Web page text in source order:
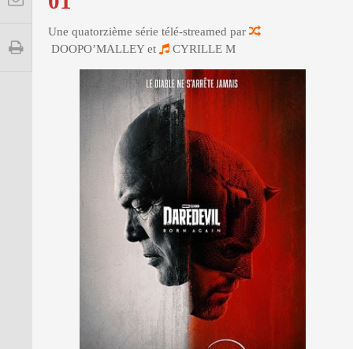
MUSIQUE
LA BRUCE TEAM : SAISON 13
Une quatorzième série télé-streamed par
DOOPO’MALLEY et
CYRILLE M
Tornado Urban Vertigo xmen